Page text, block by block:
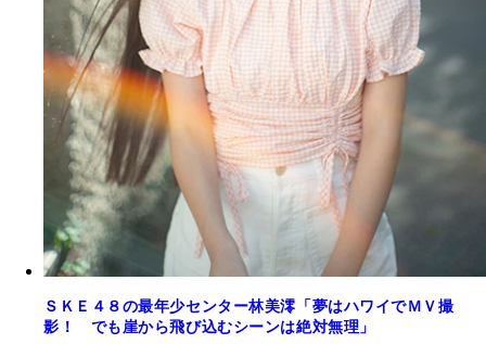
ＳＫＥ４８の最年少センター林美澪「夢はハワイでＭＶ撮
影！ でも崖から飛び込むシーンは絶対無理」